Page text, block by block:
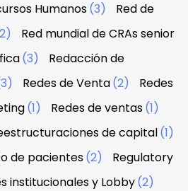
Humanos(3)
Red de
Red mundial de CRAs senior
(3)
Redacción de
Redes de Venta(2)
Redes
(1) Redes de ventas(1)
de capital(1)
de pacientes(2)
Regulatory
institucionales y Lobby(2)